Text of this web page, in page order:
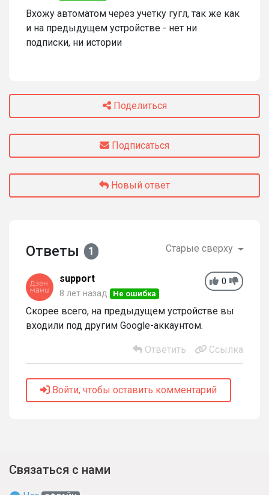
Вхожу автоматом через учетку гугл, так же как
и на предыдущем устройстве - нет ни
подписки, ни истории
Поделиться
Подписаться
Новый ответ
Ответы 1 Старые сверху
0
support
8 лет назад Не ошибка
Скорее всего, на предыдущем устройстве вы
входили под другим Google-аккаунтом.
Ответить Ссылка
Войти, чтобы оставить комментарий
Связаться с нами